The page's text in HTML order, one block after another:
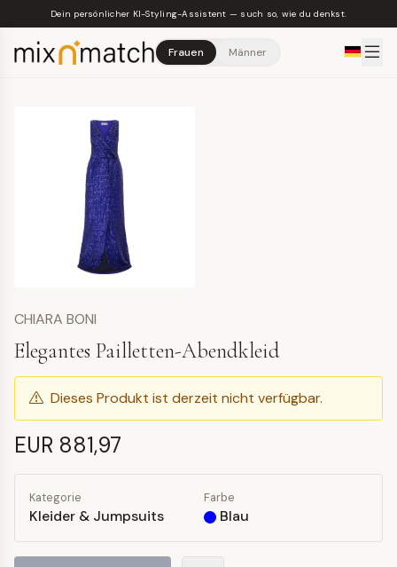
Skip to main content
Dein persönlicher KI-Styling-Assistent — such so, wie du denkst.
Frauen Männer
CHIARA BONI
Elegantes Pailletten-Abendkleid
Dieses Produkt ist derzeit nicht verfügbar.
EUR 881,97
Kategorie
Kleider & Jumpsuits
Farbe
Blau